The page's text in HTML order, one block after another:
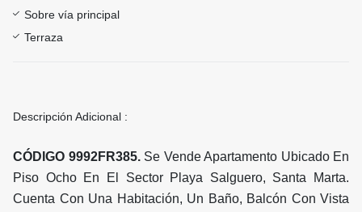
Sobre vía principal
Terraza
Descripción Adicional :
CÓDIGO 9992FR385.Se Vende Apartamento Ubicado En
Piso Ocho En El Sector Playa Salguero, Santa Marta.
Cuenta Con Una Habitación, Un Baño, Balcón Con Vista